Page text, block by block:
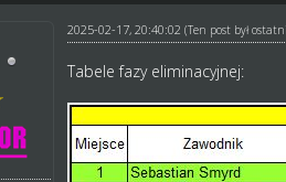
2025-02-17, 20:40:02 (Ten post był
Tabele fazy eliminacyjnej: